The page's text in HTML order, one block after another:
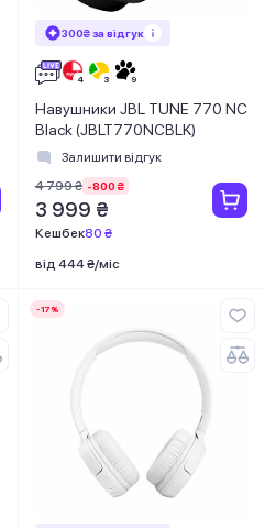
300₴ за відгук
Навушники JBL TUNE 770 NC
Black (JBLT770NCBLK)
Залишити відгук
4 799 ₴ -800 ₴
3 999 ₴
Кешбек80 ₴
від 444 ₴/міс
-17%